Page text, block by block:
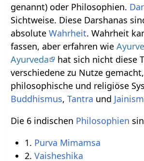
genannt) oder Philosophien.
Sichtweise. Diese Darshanas
absoluteWahrheit. Wahrheit
fassen, aber erfahren wie
Ayurveda
hat sich nicht diese
verschiedene zu Nutze
philosophische und religiöse
Buddhismus,Tantra und
Die 6 indischen Philosophien
1. Purva Mimamsa
2. Vaisheshika